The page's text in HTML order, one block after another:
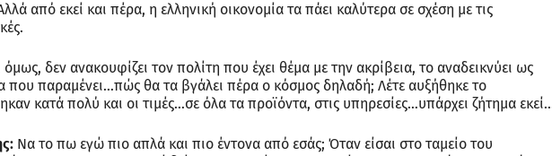
από εκεί και πέρα, η ελληνική οικονομία τα πάει καλύτερα σε σχέση με τις
δεν ανακουφίζει τον πολίτη που έχει θέμα με την ακρίβεια, το αναδεικνύει ως
παραμένει…πώς θα τα βγάλει πέρα ο κόσμος δηλαδή; Λέτε αυξήθηκε το
κατά πολύ και οι τιμές…σε όλα τα προϊόντα, στις υπηρεσίες…υπάρχει ζήτημα
Να το πω εγώ πιο απλά και πιο έντονα από εσάς; Όταν είσαι στο ταμείο του